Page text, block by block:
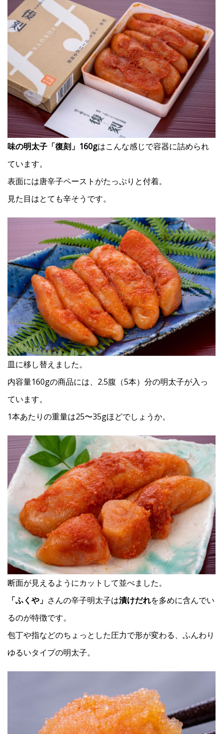
味の明太子「復刻」160gはこんな感じで容器に詰められ
ています。
表面には唐辛子ペーストがたっぷりと付着。
見た目はとても辛そうです。
皿に移し替えました。
内容量160gの商品には、2.5腹（5本）分の明太子が入っ
ています。
1本あたりの重量は25〜35gほどでしょうか。
断面が見えるようにカットして並べました。
「ふくや」 さんの辛子明太子は漬けだれを多めに含んでい
るのが特徴です。
包丁や指などのちょっとした圧力で形が変わる、ふんわり
ゆるいタイプの明太子。